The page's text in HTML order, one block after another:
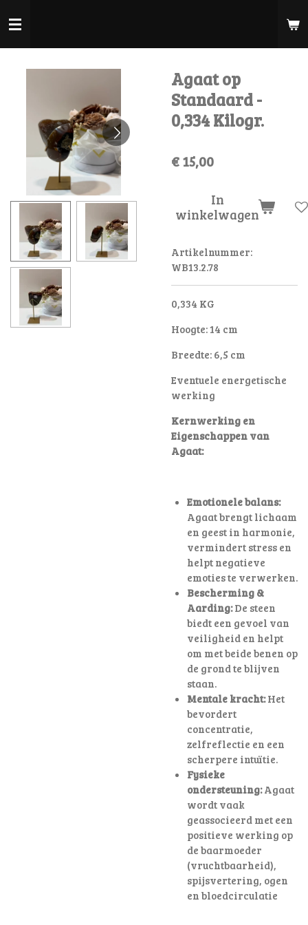
direct
Agaat op
Standaard -
0,334 Kilogr.
€ 15,00
In
winkelwagen
Artikelnummer:
WB13.2.78
0,334 KG
Hoogte: 14 cm
Breedte: 6,5 cm
Eventuele energetische
werking
Kernwerking en
Eigenschappen van
Agaat:
Emotionele balans:
Agaat brengt lichaam
en geest in harmonie,
vermindert stress en
helpt negatieve
emoties te verwerken.
Bescherming &
Aarding:De steen
biedt een gevoel van
veiligheid en helpt
om met beide benen op
de grond te blijven
staan.
Mentale kracht:Het
bevordert
concentratie,
zelfreflectie en een
scherpere intuïtie.
Fysieke
ondersteuning:Agaat
wordt vaak
geassocieerd met een
positieve werking op
de baarmoeder
(vruchtbaarheid),
spijsvertering, ogen
en bloedcirculatie